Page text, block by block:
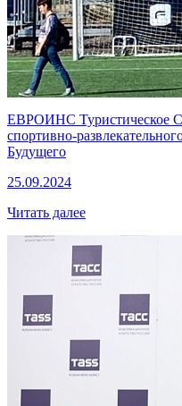
ЕВРОИНС Туристическое
спортивно-
Будущего
25.09.2024
Читать далее